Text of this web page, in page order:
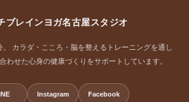
ブレインヨガ名古屋スタジオ
カラダ・こころ・脳を整えるトレーニングを通し
わせた心身の健康づくりをサポートしています。
Instagram Facebook